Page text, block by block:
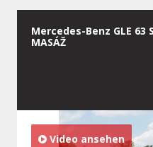
UNSERE VIDEOS
Mercedes-Benz GLE 63
MASÁŽ
Video ansehen